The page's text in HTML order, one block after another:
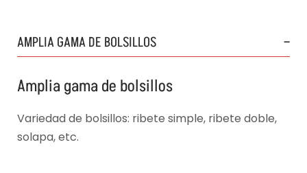
AMPLIA GAMA DE BOLSILLOS
Amplia gama de bolsillos
Variedad de bolsillos: ribete simple, ribete doble,
solapa, etc.